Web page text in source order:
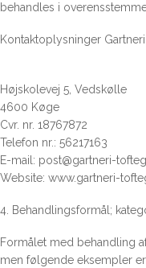
behandles i
Kontaktoplysninger
Højskolevej 5, Vedskølle
4600 Køge
Cvr. nr. 18767872
Telefon nr.: 56217163
E-mail: post@gartneri-
Website: www.gartneri-
4. Behandlingsformål;
Formålet med behandling
men følgende eksempler